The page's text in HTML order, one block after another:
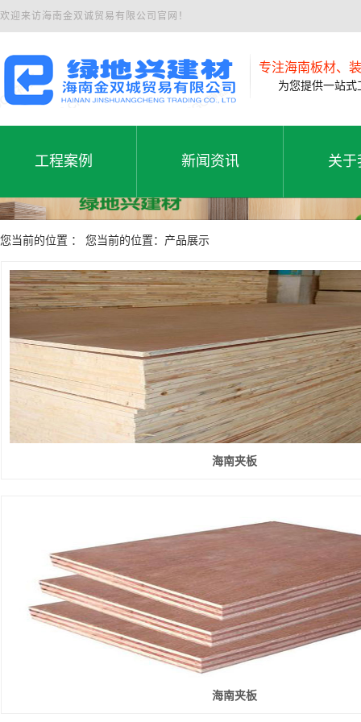
欢迎来访海南金双诚贸易有限公司官网！
专注海南板材、
为您提供一站式
工程案例
工程案例
工程案例
新闻资讯
新闻资讯
公司新闻
行业动态
常见问题
关于
公
您当前的位置 ： 您当前的位置：产品展示
海南夹板
海南夹板